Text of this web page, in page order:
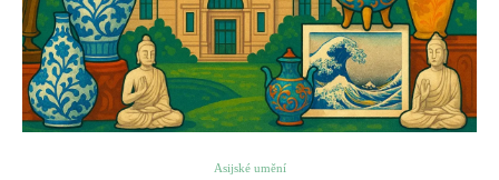
Asijské umění